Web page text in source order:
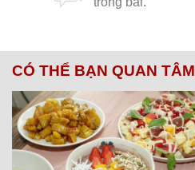
CÓ THỂ BẠN QUAN TÂM